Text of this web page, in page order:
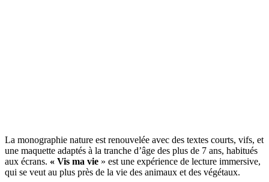
La monographie nature est renouvelée avec des textes courts, vifs, et
une maquette adaptés à la tranche d’âge des plus de 7 ans, habitués
aux écrans. « Vis ma vie » est une expérience de lecture immersive,
qui se veut au plus près de la vie des animaux et des végétaux.